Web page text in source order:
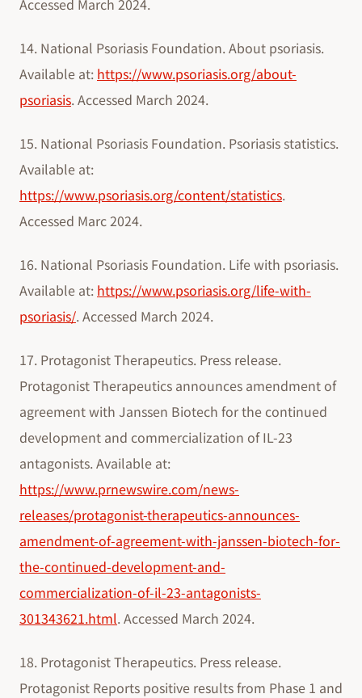
Accessed March 2024.
14. National Psoriasis Foundation. About psoriasis.
Available at: https://www.psoriasis.org/about-
psoriasis. Accessed March 2024.
15. National Psoriasis Foundation. Psoriasis statistics.
Available at:
https://www.psoriasis.org/content/statistics.
Accessed Marc 2024.
16. National Psoriasis Foundation. Life with psoriasis.
Available at: https://www.psoriasis.org/life-with-
psoriasis/. Accessed March 2024.
17. Protagonist Therapeutics. Press release.
Protagonist Therapeutics announces amendment of
agreement with Janssen Biotech for the continued
development and commercialization of IL-23
antagonists. Available at:
https://www.prnewswire.com/news-
releases/protagonist-therapeutics-announces-
amendment-of-agreement-with-janssen-biotech-for-
the-continued-development-and-
commercialization-of-il-23-antagonists-
301343621.html. Accessed March 2024.
18. Protagonist Therapeutics. Press release.
Protagonist Reports positive results from Phase 1 and